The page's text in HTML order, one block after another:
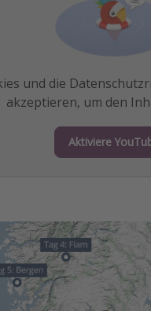
und die
akzeptieren, um den
Aktiviere